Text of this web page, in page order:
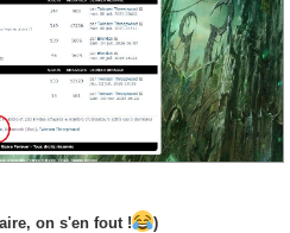
on s'en fout ! )